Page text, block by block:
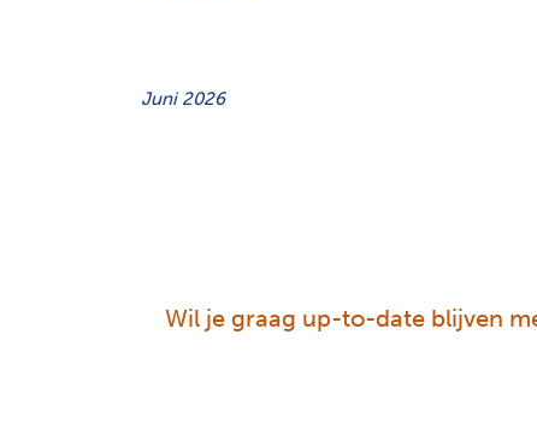
Juni 2026
Wil je graag up-to-date blijven